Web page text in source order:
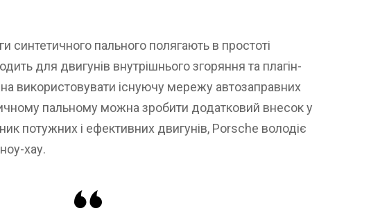
синтетичного пального полягають в простоті
для двигунів внутрішнього згоряння та плагін-
використовувати існуючу мережу автозаправних
пальному можна зробити додатковий внесок у
потужних і ефективних двигунів, Porsche володіє
хау.